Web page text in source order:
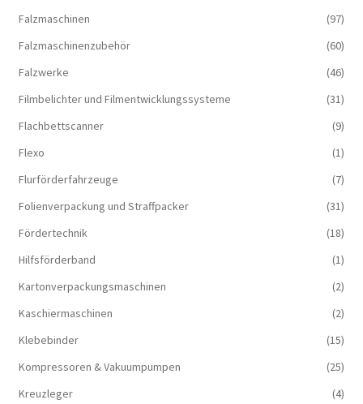
Falzmaschinen
(97)
Falzmaschinenzubehör
(60)
Falzwerke
(46)
Filmbelichter und Filmentwicklungssysteme
(31)
Flachbettscanner
(9)
Flexo
(1)
Flurförderfahrzeuge
(7)
Folienverpackung und Straffpacker
(31)
Fördertechnik
(18)
Hilfsförderband
(1)
Kartonverpackungsmaschinen
(2)
Kaschiermaschinen
(2)
Klebebinder
(15)
Kompressoren & Vakuum­pumpen
(25)
Kreuzleger
(4)